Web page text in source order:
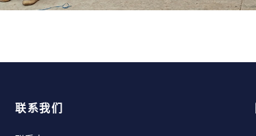
联系我们